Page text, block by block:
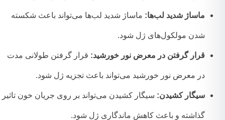
ماساژ شدید لب‌ها:ماساژ شدید لب‌ها می‌تواند باعث شکسته
شدن مولکول‌های ژل شود.
قرار گرفتن در معرض نور خورشید:قرار گرفتن طولانی مدت
در معرض نور خورشید می‌تواند باعث تجزیه ژل شود.
سیگار کشیدن:سیگار کشیدن می‌تواند بر روی جریان خون تاثیر
گذاشته و باعث کاهش ماندگاری ژل شود.